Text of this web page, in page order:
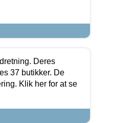
Deres
37 butikker. De
Klik her for at se